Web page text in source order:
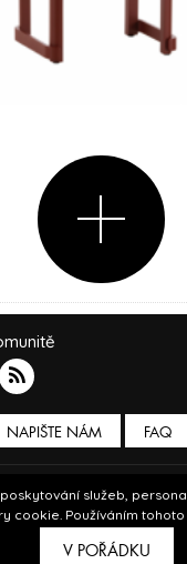
služeb,
cookie. Používáním
V POŘÁDKU
NAPIŠTE NÁM FAQ
Breezy